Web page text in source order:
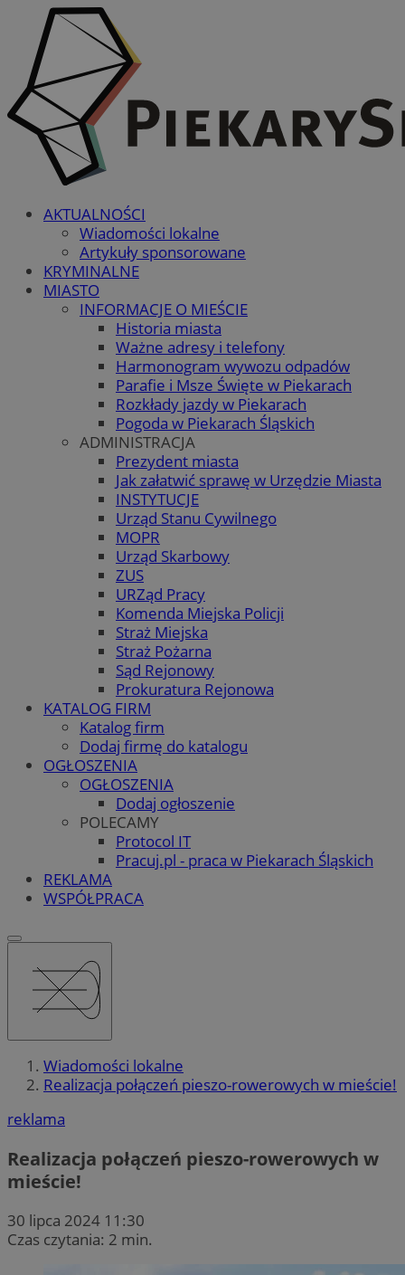
AKTUALNOŚCI
Wiadomości lokalne
Artykuły sponsorowane
KRYMINALNE
MIASTO
INFORMACJE O MIEŚCIE
Historia miasta
Ważne adresy i telefony
Harmonogram wywozu odpadów
Parafie i Msze Święte w Piekarach
Rozkłady jazdy w Piekarach
Pogoda w Piekarach Śląskich
ADMINISTRACJA
Prezydent miasta
Jak załatwić sprawę w Urzędzie Miasta
INSTYTUCJE
Urząd Stanu Cywilnego
MOPR
Urząd Skarbowy
ZUS
URZąd Pracy
Komenda Miejska Policji
Straż Miejska
Straż Pożarna
Sąd Rejonowy
Prokuratura Rejonowa
KATALOG FIRM
Katalog firm
Dodaj firmę do katalogu
OGŁOSZENIA
OGŁOSZENIA
Dodaj ogłoszenie
POLECAMY
Protocol IT
Pracuj.pl - praca w Piekarach Śląskich
REKLAMA
WSPÓŁPRACA
Wiadomości lokalne
Realizacja połączeń pieszo-rowerowych w mieście!
reklama
Realizacja połączeń pieszo-rowerowych w
mieście!
30 lipca 2024 11:30
Czas czytania: 2 min.